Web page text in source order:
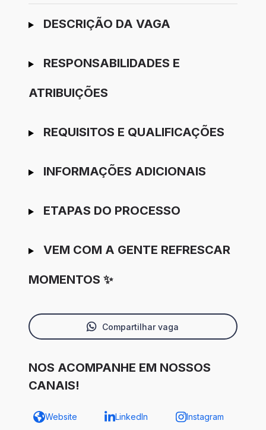
Ir para candidatura
DESCRIÇÃO DA VAGA
RESPONSABILIDADES E
ATRIBUIÇÕES
REQUISITOS E QUALIFICAÇÕES
INFORMAÇÕES ADICIONAIS
ETAPAS DO PROCESSO
VEM COM A GENTE REFRESCAR
MOMENTOS ✨
Compartilhar vaga
NOS ACOMPANHE EM NOSSOS
CANAIS!
Website LinkedIn Instagram